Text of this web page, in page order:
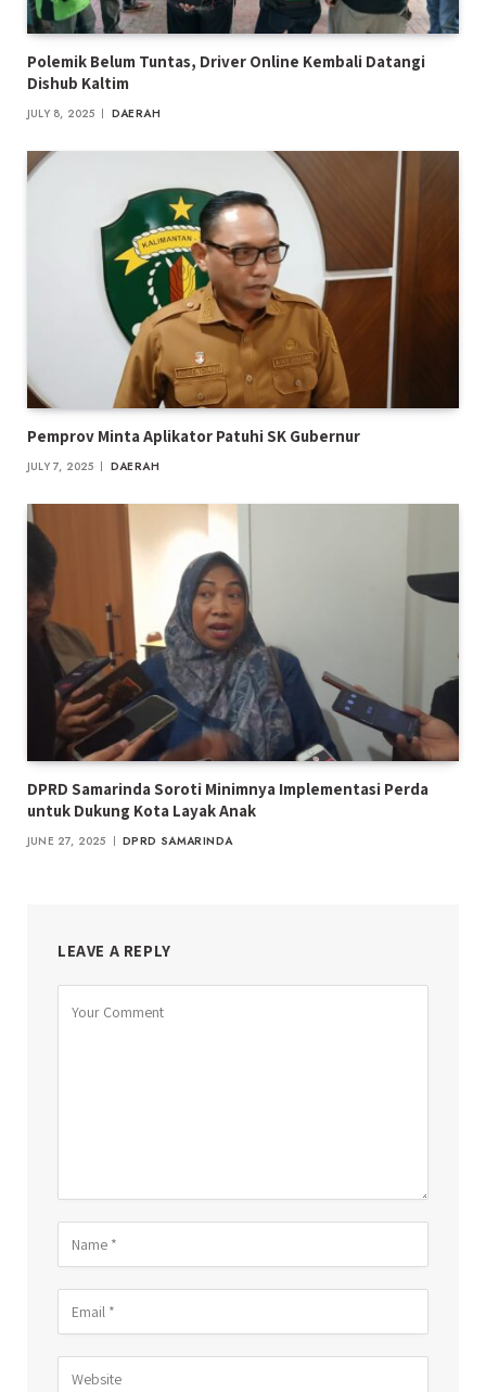
Polemik Belum Tuntas, Driver Online Kembali Datangi
Dishub Kaltim
JULY 8, 2025 DAERAH
Pemprov Minta Aplikator Patuhi SK Gubernur
JULY 7, 2025 DAERAH
DPRD Samarinda Soroti Minimnya Implementasi Perda
untuk Dukung Kota Layak Anak
JUNE 27, 2025 DPRD SAMARINDA
LEAVE A REPLY